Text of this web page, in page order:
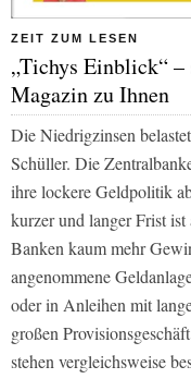
ZEIT ZUM LESEN
„Tichys Einblick“ –
Magazin zu Ihnen
Die Niedrigzinsen
Schüller. Die
ihre lockere Geldpolitik
kurzer und langer Frist
Banken kaum mehr
angenommene
oder in Anleihen mit
großen
stehen vergleichsweise